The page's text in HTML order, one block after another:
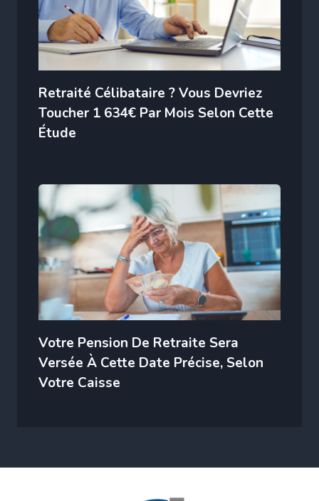
Retraité Célibataire ? Vous Devriez
Toucher 1 634€ Par Mois Selon Cette
Étude
Votre Pension De Retraite Sera
Versée À Cette Date Précise, Selon
Votre Caisse